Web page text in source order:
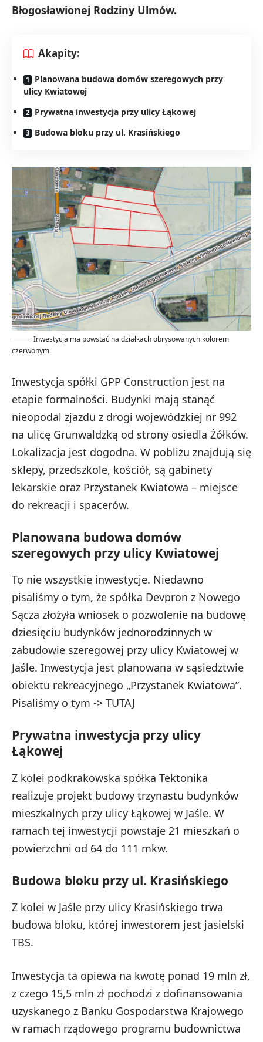
Błogosławionej Rodziny Ulmów.
Akapity:
Planowana budowa domów szeregowych przy
ulicy Kwiatowej
Prywatna inwestycja przy ulicy Łąkowej
Budowa bloku przy ul. Krasińskiego
Inwestycja ma powstać na działkach obrysowanych kolorem
czerwonym.
Inwestycja spółki GPP Construction jest na
etapie formalności. Budynki mają stanąć
nieopodal zjazdu z drogi wojewódzkiej nr 992
na ulicę Grunwaldzką od strony osiedla Żółków.
Lokalizacja jest dogodna. W pobliżu znajdują się
sklepy, przedszkole, kościół, są gabinety
lekarskie oraz Przystanek Kwiatowa – miejsce
do rekreacji i spacerów.
Planowana budowa domów
szeregowych przy ulicy Kwiatowej
To nie wszystkie inwestycje. Niedawno
pisaliśmy o tym, że spółka Devpron z Nowego
Sącza złożyła wniosek o pozwolenie na budowę
dziesięciu budynków jednorodzinnych w
zabudowie szeregowej przy ulicy Kwiatowej w
Jaśle. Inwestycja jest planowana w sąsiedztwie
obiektu rekreacyjnego „Przystanek Kwiatowa”.
Pisaliśmy o tym -> TUTAJ
Prywatna inwestycja przy ulicy
Łąkowej
Z kolei podkrakowska spółka Tektonika
realizuje projekt budowy trzynastu budynków
mieszkalnych przy ulicy Łąkowej w Jaśle. W
ramach tej inwestycji powstaje 21 mieszkań o
powierzchni od 64 do 111 mkw.
Budowa bloku przy ul. Krasińskiego
Z kolei w Jaśle przy ulicy Krasińskiego trwa
budowa bloku, której inwestorem jest jasielski
TBS.
Inwestycja ta opiewa na kwotę ponad 19 mln zł,
z czego 15,5 mln zł pochodzi z dofinansowania
uzyskanego z Banku Gospodarstwa Krajowego
w ramach rządowego programu budownictwa